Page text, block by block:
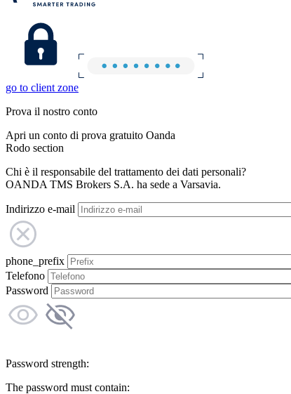
go to client zone
Prova il nostro conto
Apri un conto di prova gratuito Oanda
Rodo section
Chi è il responsabile del trattamento dei dati personali?
OANDA TMS Brokers S.A. ha sede a Varsavia.
Indirizzo e-mail
phone_prefix
Telefono
Password
Password strength:
The password must contain: